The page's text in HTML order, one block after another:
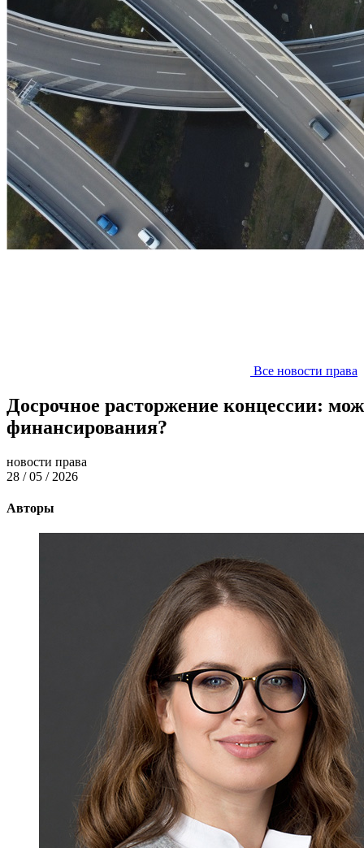
Все новости права
Досрочное расторжение концессии:
финансирования?
новости права
28 / 05 / 2026
Авторы